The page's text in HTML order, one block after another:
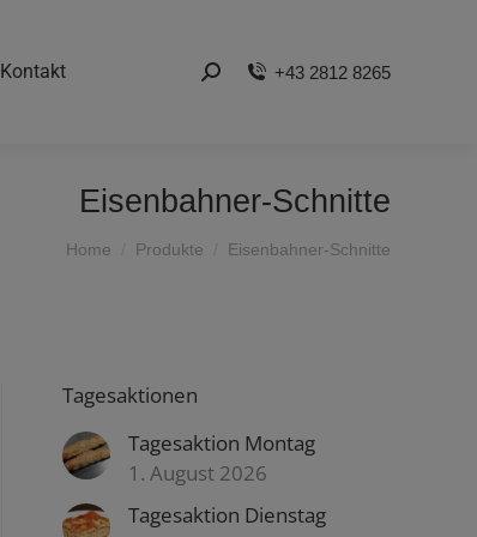
Kontakt Search: +43 2812 8265
Eisenbahner-Schnitte
Home Produkte Eisenbahner-Schnitte
Tagesaktionen
Tagesaktion Montag
1. August 2026
Tagesaktion Dienstag